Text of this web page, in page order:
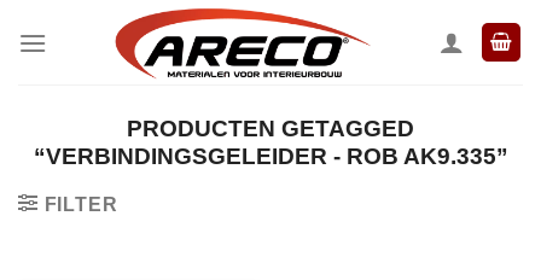
naar
PRODUCTEN GETAGGED
“VERBINDINGSGELEIDER - ROB AK9.335”
FILTER